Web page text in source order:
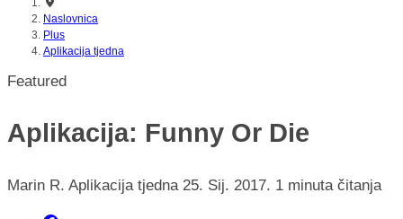
Naslovnica
Plus
Aplikacija tjedna
Featured
Aplikacija: Funny Or Die
Marin R. Aplikacija tjedna 25. Sij. 2017. 1 minuta čitanja